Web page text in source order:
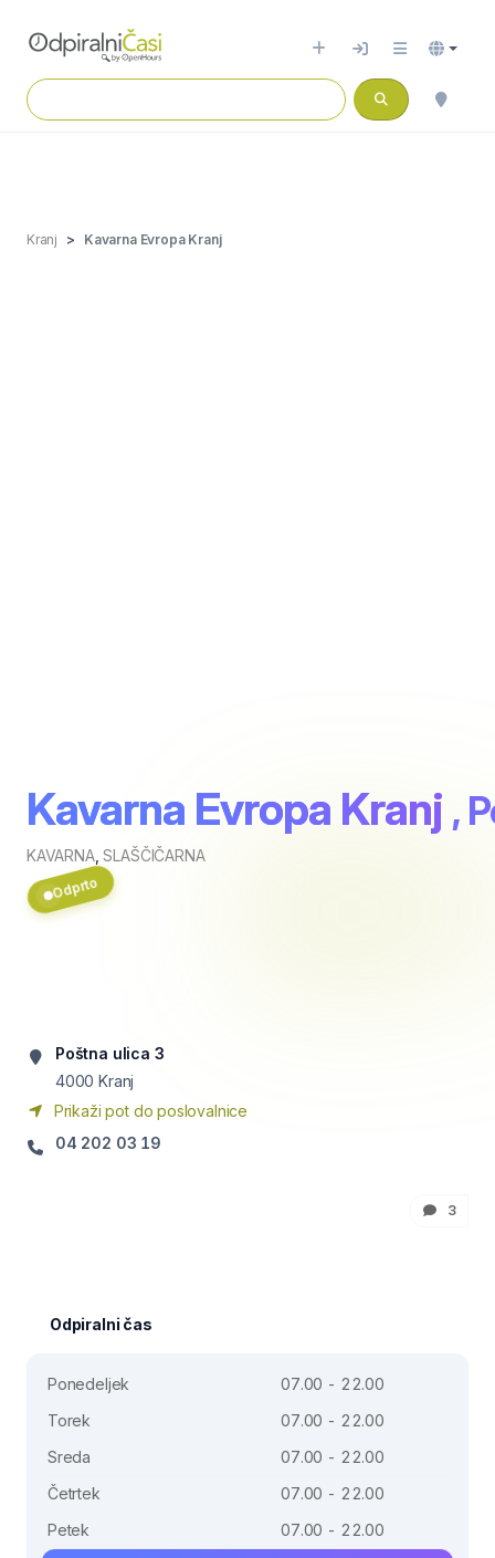
Kranj Kavarna Evropa Kranj
Kavarna Evropa Kranj ,
KAVARNA,SLAŠČIČARNA
Odprto
Poštna ulica 3
4000 Kranj
Prikaži pot do poslovalnice
04 202 03 19
3
Odpiralni čas
Ponedeljek
07.00 - 22.00
Torek
07.00 - 22.00
Sreda
07.00 - 22.00
Četrtek
07.00 - 22.00
Petek
07.00 - 22.00